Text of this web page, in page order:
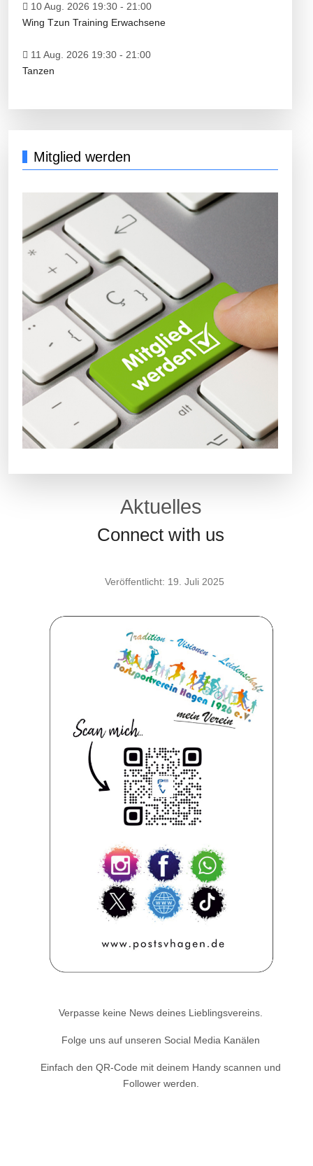
10 Aug. 2026 19:30 - 21:00
Wing Tzun Training Erwachsene
11 Aug. 2026 19:30 - 21:00
Tanzen
Mitglied werden
Aktuelles
Connect with us
Veröffentlicht: 19. Juli 2025
Verpasse keine News deines Lieblingsvereins.
Folge uns auf unseren Social Media Kanälen
Einfach den QR-Code mit deinem Handy scannen und
Follower werden.